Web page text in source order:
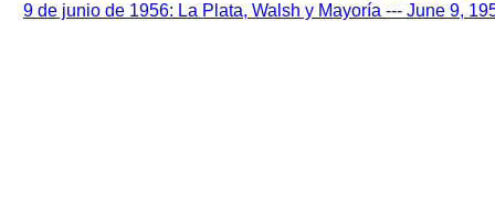
9 de junio de 1956: La Plata, Walsh y Mayoría --- June 9,